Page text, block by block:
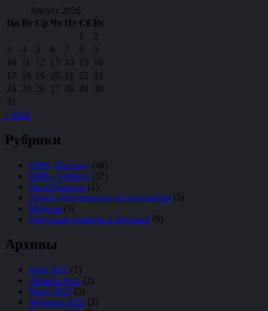
Август 2026
Пн Вт Ср Чт Пт Сб Вс
1
2
3
4 5 6 7 8
9
10
11 12 13 14 15
16
17
18 19 20 21 22 23
24 25 26 27 28 29 30
31
« Май
Рубрики
HMS «Bounty» (48)
HMS «Victory» (37)
Инструменты (1)
Лодки собственного изготовления (5)
Модели (3)
Парусные корабли и реплики (9)
Архивы
Май 2025 (1)
Апрель 2025 (2)
Март 2025 (5)
Февраль 2025 (3)